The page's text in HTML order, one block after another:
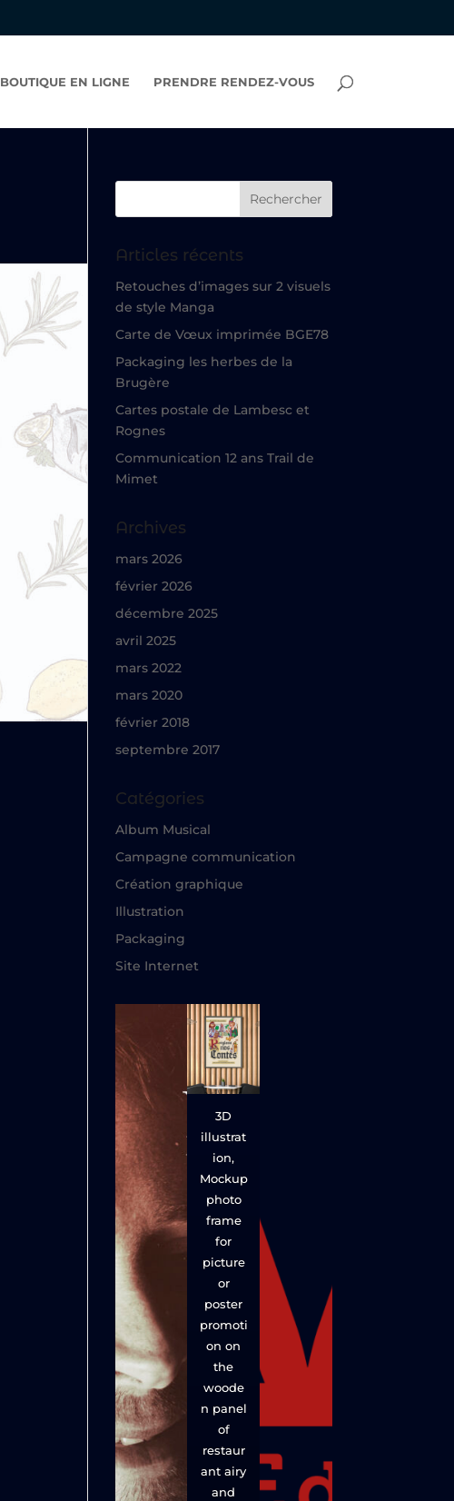
BOUTIQUE EN LIGNE PRENDRE RENDEZ-VOUS
Articles récents
Retouches d’images sur 2 visuels
de style Manga
Carte de Vœux imprimée BGE78
Packaging les herbes de la
Brugère
Cartes postale de Lambesc et
Rognes
Communication 12 ans Trail de
Mimet
Archives
mars 2026
février 2026
décembre 2025
avril 2025
mars 2022
mars 2020
février 2018
septembre 2017
Catégories
Album Musical
Campagne communication
Création graphique
Illustration
Packaging
Site Internet
3D
illustrat
ion,
Mockup
photo
frame
for
picture
or
poster
promoti
on on
the
woode
n panel
of
restaur
ant airy
and